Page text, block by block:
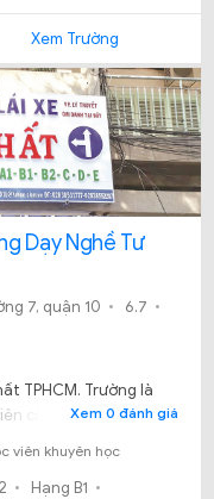
Xem Trường
Dạy Nghề Tư
7, quận 10
6.7
TPHCM. Trường là
của TP HCM.Xem 0 đánh giá
viên khuyên học
Hạng B1